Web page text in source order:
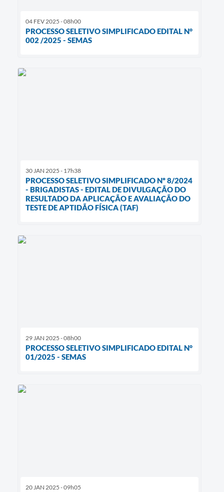
04 FEV 2025 - 08h00
PROCESSO SELETIVO SIMPLIFICADO EDITAL N°
002 /2025 - SEMAS
30 JAN 2025 - 17h38
PROCESSO SELETIVO SIMPLIFICADO Nº 8/2024
- BRIGADISTAS - EDITAL DE DIVULGAÇÃO DO
RESULTADO DA APLICAÇÃO E AVALIAÇÃO DO
TESTE DE APTIDÃO FÍSICA (TAF)
29 JAN 2025 - 08h00
PROCESSO SELETIVO SIMPLIFICADO EDITAL N°
01/2025 - SEMAS
20 JAN 2025 - 09h05